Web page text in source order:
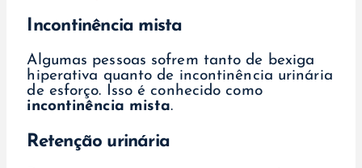
Incontinência mista
Algumas pessoas sofrem tanto de bexiga
hiperativa quanto de incontinência urinária
de esforço. Isso é conhecido como
incontinência mista.
Retenção urinária